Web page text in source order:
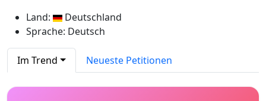
Land:
Deutschland
Sprache: Deutsch
Im Trend Neueste Petitionen